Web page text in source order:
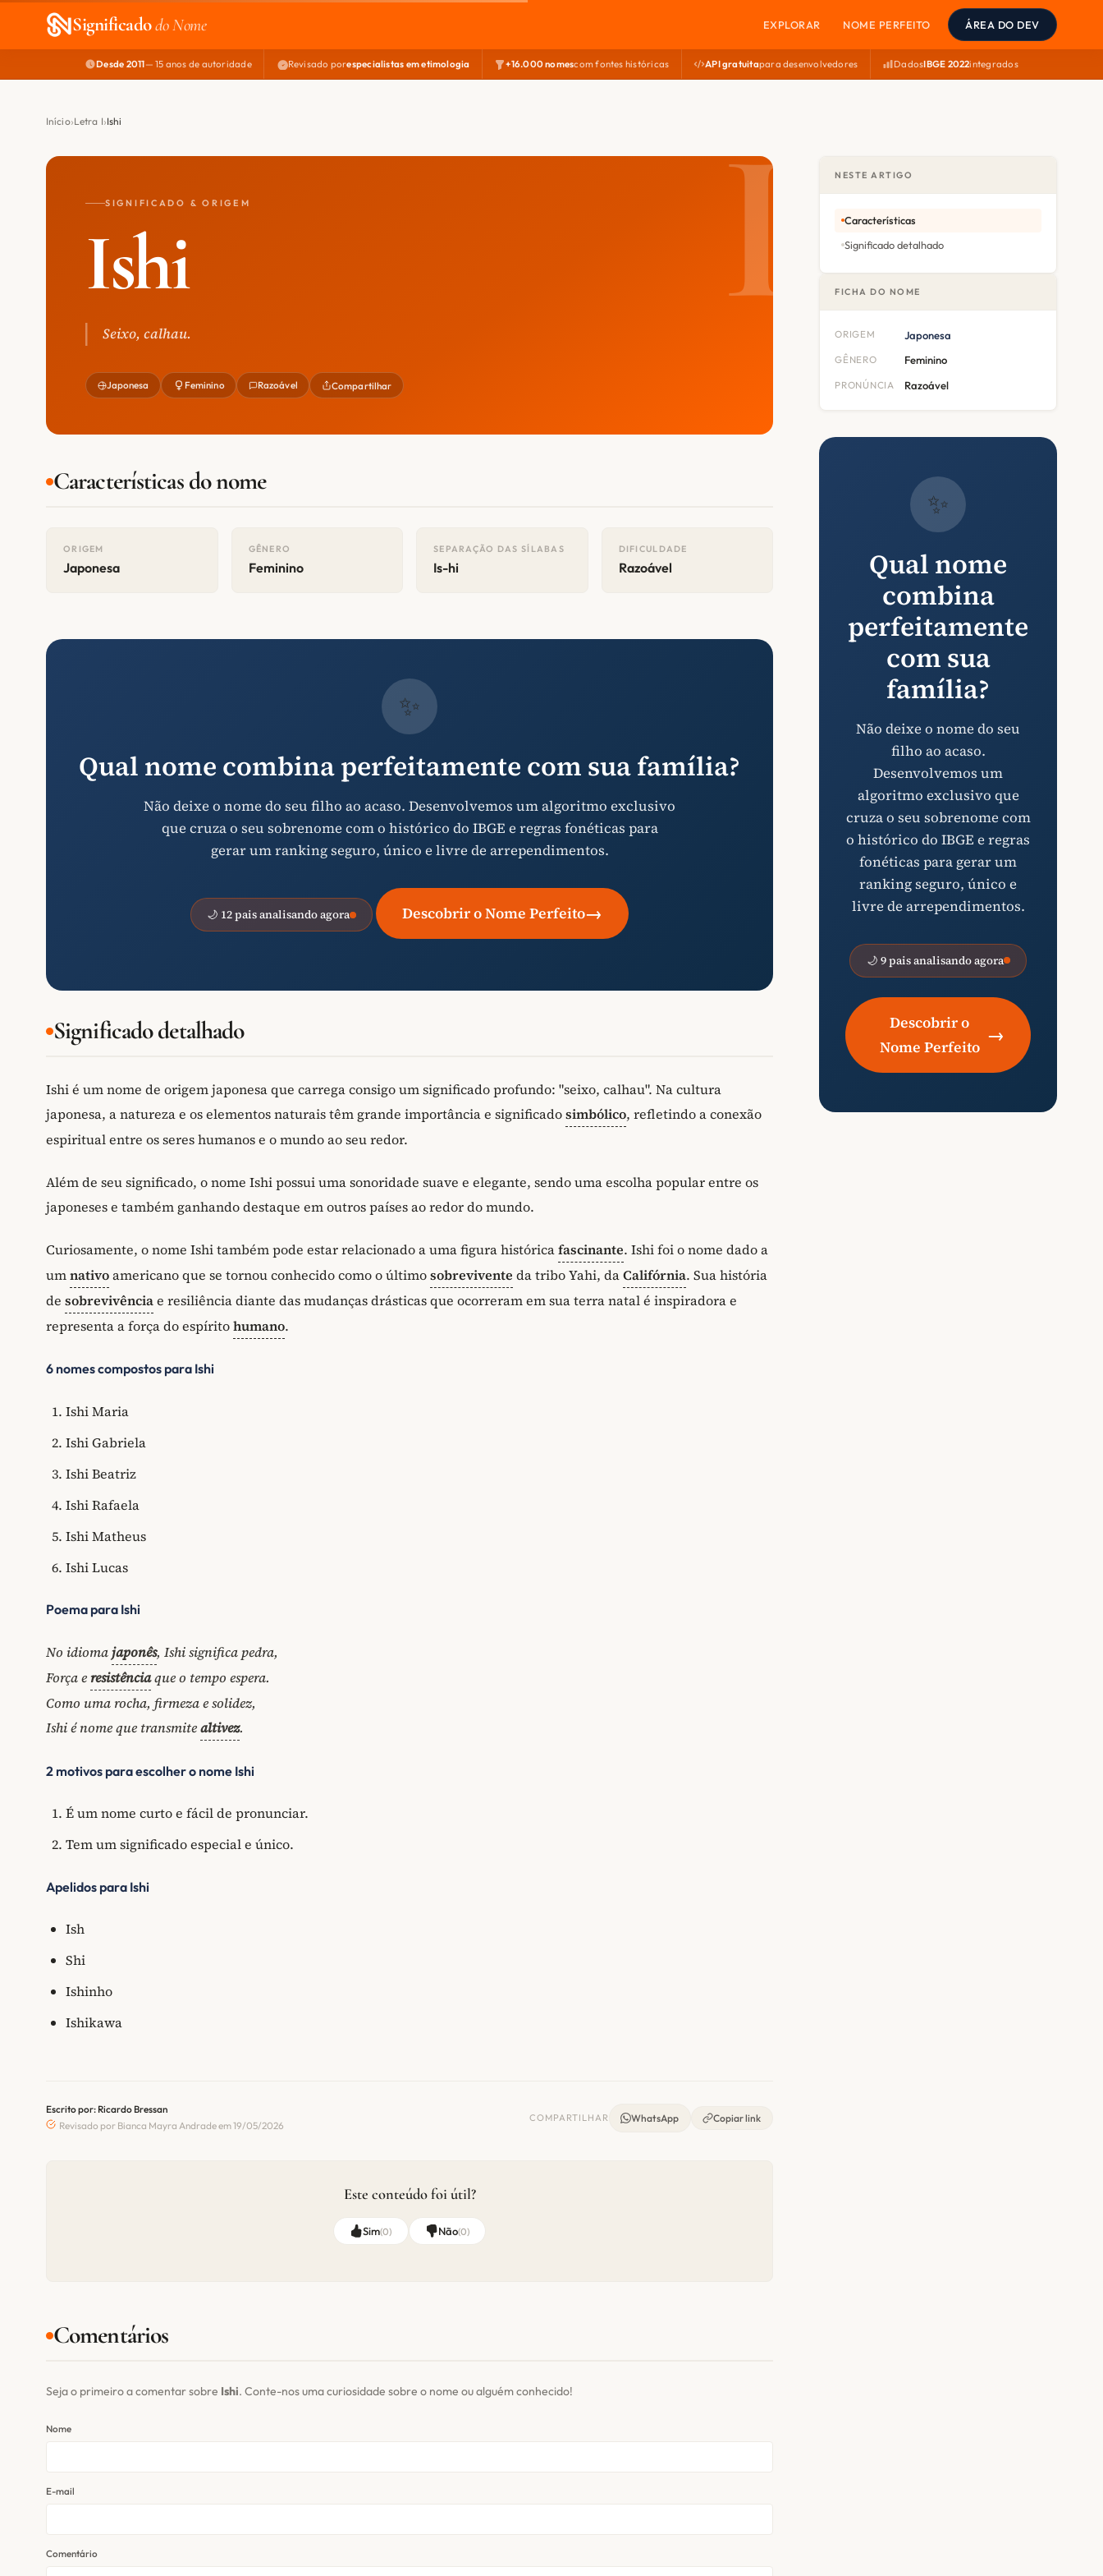
Significadodo Nome EXPLORAR NOME PERFEITO ÁREA DO DEV
Desde 2011— 15 anos de autoridade Revisado porespecialistas em etimologia +16.000 nomescom fontes históricas API gratuitapara desenvolvedores DadosIBGE 2022integrados
Início Letra I Ishi
SIGNIFICADO & ORIGEM
Ishi
Seixo, calhau.
Japonesa Feminino Razoável Compartilhar
Características do nome
ORIGEM
Japonesa
GÊNERO
Feminino
SEPARAÇÃO DAS SÍLABAS
Is-hi
DIFICULDADE
Razoável
✨
Qual nome combina perfeitamente com sua família?
Não deixe o nome do seu filho ao acaso. Desenvolvemos um algoritmo exclusivo
que cruza o seu sobrenome com o histórico do IBGE e regras fonéticas para
gerar um ranking seguro, único e livre de arrependimentos.
🌙 12 pais analisando agora Descobrir o Nome Perfeito→
Significado detalhado
Ishi é um nome de origem japonesa que carrega consigo um significado profundo: "seixo, calhau". Na cultura
japonesa, a natureza e os elementos naturais têm grande importância e significadosimbólico, refletindo a conexão
espiritual entre os seres humanos e o mundo ao seu redor.
Além de seu significado, o nome Ishi possui uma sonoridade suave e elegante, sendo uma escolha popular entre os
japoneses e também ganhando destaque em outros países ao redor do mundo.
Curiosamente, o nome Ishi também pode estar relacionado a uma figura históricafascinante. Ishi foi o nome dado a
umnativoamericano que se tornou conhecido como o últimosobrevivente da tribo Yahi, daCalifórnia. Sua história
de sobrevivênciae resiliência diante das mudanças drásticas que ocorreram em sua terra natal é inspiradora e
representa a força do espíritohumano.
6 nomes compostos para Ishi
Ishi Maria
Ishi Gabriela
Ishi Beatriz
Ishi Rafaela
Ishi Matheus
Ishi Lucas
Poema para Ishi
No idiomajaponês, Ishi significa pedra,
Força e resistênciaque o tempo espera.
Como uma rocha, firmeza e solidez,
Ishi é nome que transmitealtivez.
2 motivos para escolher o nome Ishi
É um nome curto e fácil de pronunciar.
Tem um significado especial e único.
Apelidos para Ishi
Ish
Shi
Ishinho
Ishikawa
Escrito por: Ricardo Bressan
Revisado por Bianca Mayra Andrade em 19/05/2026
COMPARTILHAR WhatsApp Copiar link
Este conteúdo foi útil?
Sim(0) Não(0)
Comentários
Seja o primeiro a comentar sobre Ishi. Conte-nos uma curiosidade sobre o nome ou alguém conhecido!
Nome
E-mail
Comentário
NESTE ARTIGO
Características
Significado detalhado
FICHA DO NOME
ORIGEM Japonesa
GÊNERO Feminino
PRONÚNCIA Razoável
✨
Qual nome
combina
perfeitamente
com sua
família?
Não deixe o nome do seu
filho ao acaso.
Desenvolvemos um
algoritmo exclusivo que
cruza o seu sobrenome com
o histórico do IBGE e regras
fonéticas para gerar um
ranking seguro, único e
livre de arrependimentos.
🌙 9 pais analisando agora
Descobrir o
Nome Perfeito
→